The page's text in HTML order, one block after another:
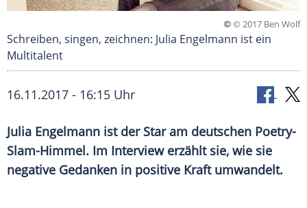
©© 2017 Ben Wolf
Schreiben, singen, zeichnen: Julia Engelmann ist ein
Multitalent
16.11.2017 - 16:15 Uhr
Julia Engelmann ist der Star am deutschen Poetry-
Slam-Himmel. Im Interview erzählt sie, wie sie
negative Gedanken in positive Kraft umwandelt.